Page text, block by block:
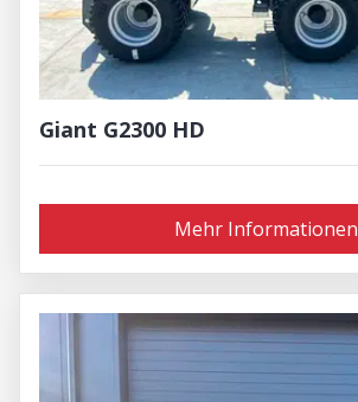
Giant G2300 HD
Mehr Informationen